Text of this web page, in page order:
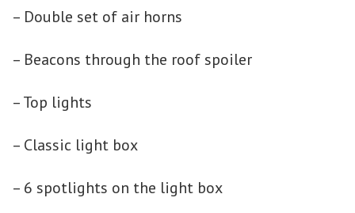
– Double set of air horns
– Beacons through the roof spoiler
– Top lights
– Classic light box
– 6 spotlights on the light box